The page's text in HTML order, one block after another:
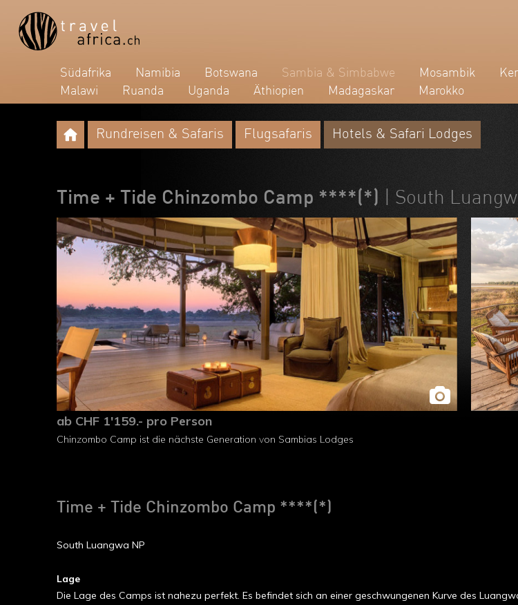
Südafrika Namibia Botswana Sambia & Simbabwe Mosambik
Malawi
Ruanda Uganda Äthiopien Madagaskar Marokko
Rundreisen & Safaris Flugsafaris Hotels & Safari Lodges
Time + Tide Chinzombo Camp ****(*) | South
ab CHF 1'159.- pro Person
Chinzombo Camp ist die nächste Generation von Sambias Lodges
Time + Tide Chinzombo Camp ****(*)
South Luangwa NP
Lage
Die Lage des Camps ist nahezu perfekt. Es befindet sich an einer geschwungenen Kurve des